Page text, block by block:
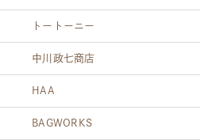
トートーニー
中川政七商店
HAA
BAGWORKS